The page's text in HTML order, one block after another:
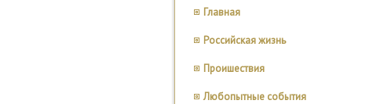
Главная
Российская жизнь
Проишествия
Любопытные события